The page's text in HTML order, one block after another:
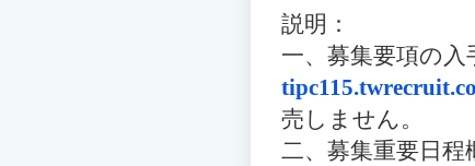
説明：
一、 募集要項の入
売しません。
二、 募集重要日程